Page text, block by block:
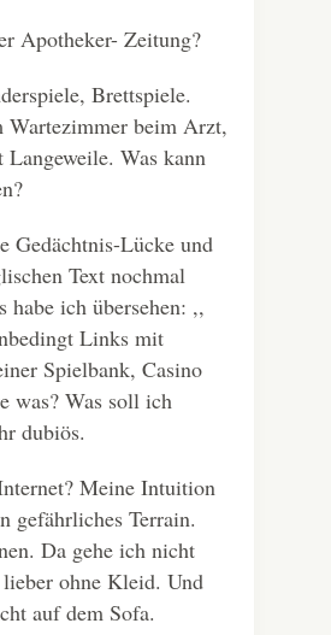
Apotheker- Zeitung?
Brettspiele.
beim Arzt,
Langeweile. Was kann
Gedächtnis-Lücke und
Text nochmal
habe ich übersehen: ,,
Links mit
Spielbank, Casino
Was soll ich
dubiös.
Meine Intuition
gefährliches Terrain.
Da gehe ich nicht
ohne Kleid. Und
auf dem Sofa.